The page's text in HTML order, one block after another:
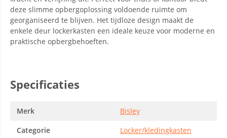
deze slimme opbergoplossing voldoende ruimte om
georganiseerd te blijven. Het tijdloze design maakt de
enkele deur lockerkasten een ideale keuze voor moderne en
praktische opbergbehoeften.
Specificaties
Merk
Bisley
Categorie
Locker/kledingkasten